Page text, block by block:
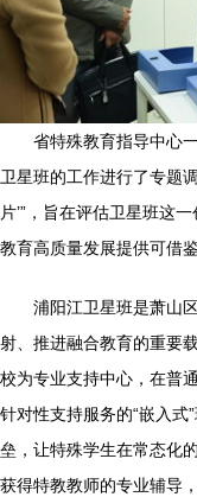
省特殊教育指导中心
卫星班的工作进行了专题
片’”，旨在评估卫星班这
教育高质量发展提供可借
浦阳江卫星班是萧山
射、推进融合教育的重要
校为专业支持中心，在普
针对性支持服务的“嵌入式
垒，让特殊学生在常态化
获得特教教师的专业辅导